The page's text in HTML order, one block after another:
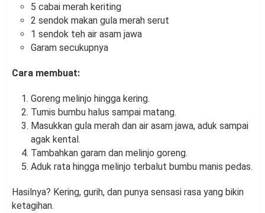
5 cabai merah keriting
2 sendok makan gula merah serut
1 sendok teh air asam jawa
Garam secukupnya
Cara membuat:
Goreng melinjo hingga kering.
Tumis bumbu halus sampai matang.
Masukkan gula merah dan air asam jawa, aduk sampai
agak kental.
Tambahkan garam dan melinjo goreng.
Aduk rata hingga melinjo terbalut bumbu manis pedas.
Hasilnya? Kering, gurih, dan punya sensasi rasa yang bikin
ketagihan.